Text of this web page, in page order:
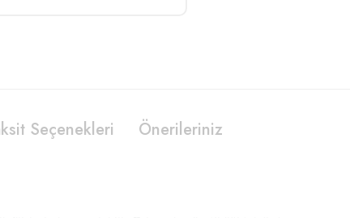
Seçenekleri Önerileriniz